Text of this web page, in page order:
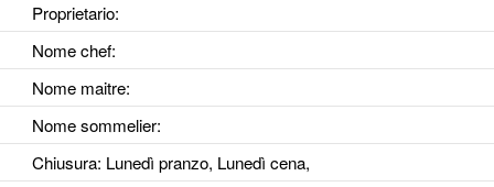
Proprietario:
Nome chef:
Nome maitre:
Nome sommelier:
Chiusura: Lunedì pranzo, Lunedì cena,